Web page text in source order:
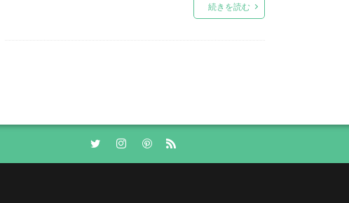
続きを読む